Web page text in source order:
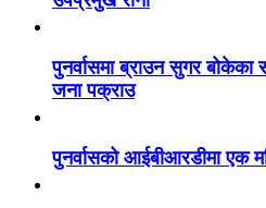
पुनर्वासमा ब्राउन सुगर
जना पक्राउ
पुनर्वासको आईबीआरडीमा एक